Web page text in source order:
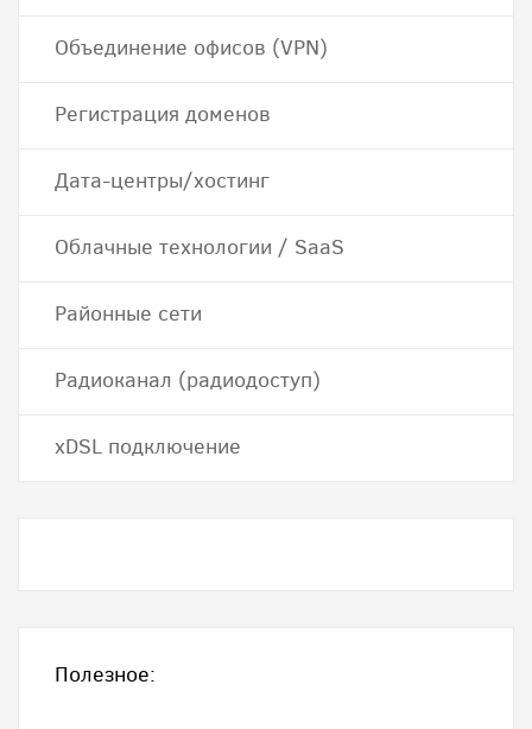
Объединение офисов (VPN)
Регистрация доменов
Дата-центры/хостинг
Облачные технологии / SaaS
Районные сети
Радиоканал (радиодоступ)
хDSL подключение
Полезное: